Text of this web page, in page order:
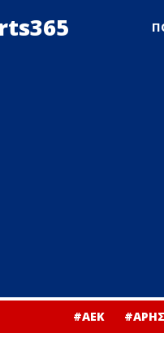
#ΑΕΚ #ΑΡΗΣ